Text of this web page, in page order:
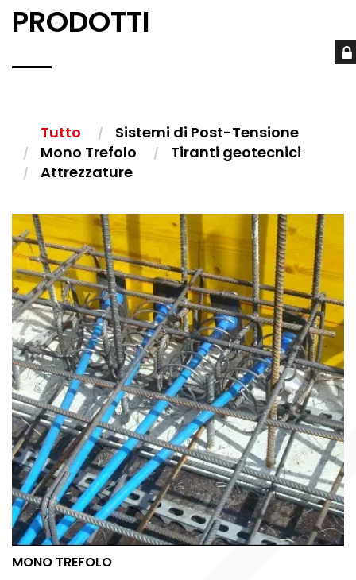
PRODOTTI
Tutto
Sistemi di Post-Tensione
Mono Trefolo
Tiranti geotecnici
Attrezzature
MONO TREFOLO
MONO TREFOLO